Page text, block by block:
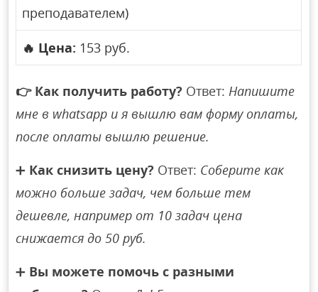
преподавателем)
🔥 Цена: 153 руб.
👉 Как получить работу? Ответ:Напишите
мне в whatsapp и я вышлю вам форму оплаты,
после оплаты вышлю решение.
➕ Как снизить цену? Ответ: Соберите как
можно больше задач, чем больше тем
дешевле, например от 10 задач цена
снижается до 50 руб.
➕ Вы можете помочь с разными